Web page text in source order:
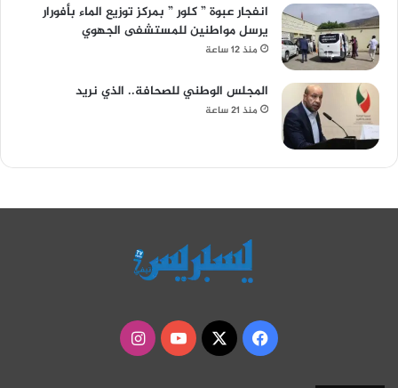
انفجار عبوة ” كلور ” بمركز توزيع الماء بأفورار
يرسل مواطنين للمستشفى الجهوي
منذ 12 ساعة
المجلس الوطني للصحافة.. الذي نريد
منذ 21 ساعة
فيسبوك
‫X
‫YouTubeانستقرام